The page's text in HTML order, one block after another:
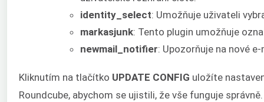
identity_select: Umožňuje uživateli
markasjunk: Tento plugin umožňuje
newmail_notifier: Upozorňuje na nové
Kliknutím na tlačítko UPDATE CONFIG uložíte
Roundcube, abychom se ujistili, že vše funguje správně.